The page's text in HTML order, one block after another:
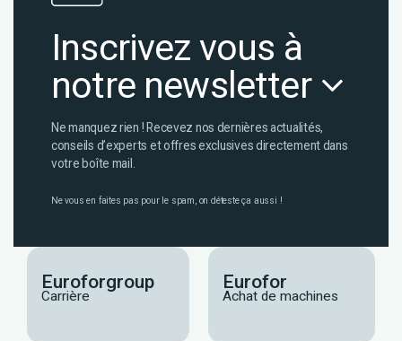
Inscrivez vous à
notre newsletter
Ne manquez rien ! Recevez nos dernières actualités,
conseils d’experts et offres exclusives directement dans
votre boîte mail.
Ne vous en faites pas pour le spam, on déteste ça aussi !
Euroforgroup
Carrière
Eurofor
Achat de machines